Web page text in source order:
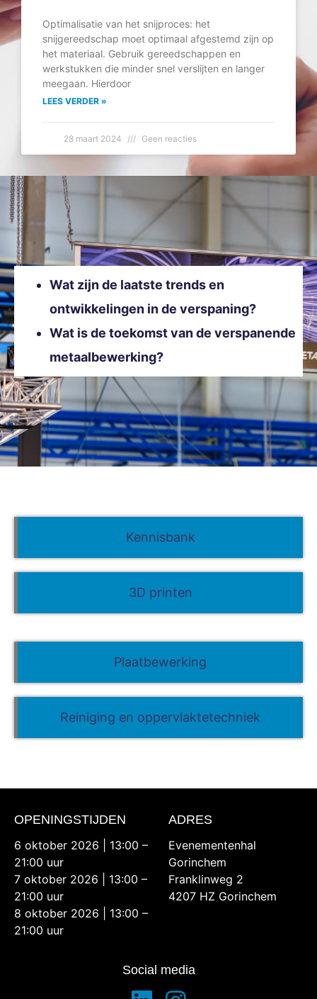
Optimalisatie van het snijproces: het
snijgereedschap moet optimaal afgestemd zijn op
het materiaal. Gebruik gereedschappen en
werkstukken die minder snel verslijten en langer
meegaan. Hierdoor
LEES VERDER »
28 maart 2024 Geen reacties
Wat zijn de laatste trends en
ontwikkelingen in de verspaning?
Wat is de toekomst van de verspanende
metaalbewerking?
Kennisbank
3D printen
Plaatbewerking
Reiniging en oppervlaktetechniek
OPENINGSTIJDEN
6 oktober 2026 | 13:00 –
21:00 uur
7 oktober 2026 | 13:00 –
21:00 uur
8 oktober 2026 | 13:00 –
21:00 uur
ADRES
Evenementenhal
Gorinchem
Franklinweg 2
4207 HZ Gorinchem
Social media